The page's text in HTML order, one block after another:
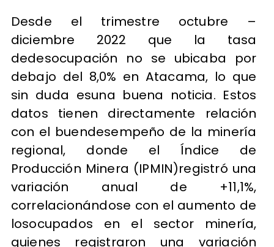
Desde el trimestre octubre –
diciembre 2022 que la tasa
dedesocupación no se ubicaba por
debajo del 8,0% en Atacama, lo que
sin duda esuna buena noticia. Estos
datos tienen directamente relación
con el buendesempeño de la minería
regional, donde el Índice de
Producción Minera (IPMIN)registró una
variación anual de +11,1%,
correlacionándose con el aumento de
losocupados en el sector minería,
quienes registraron una variación